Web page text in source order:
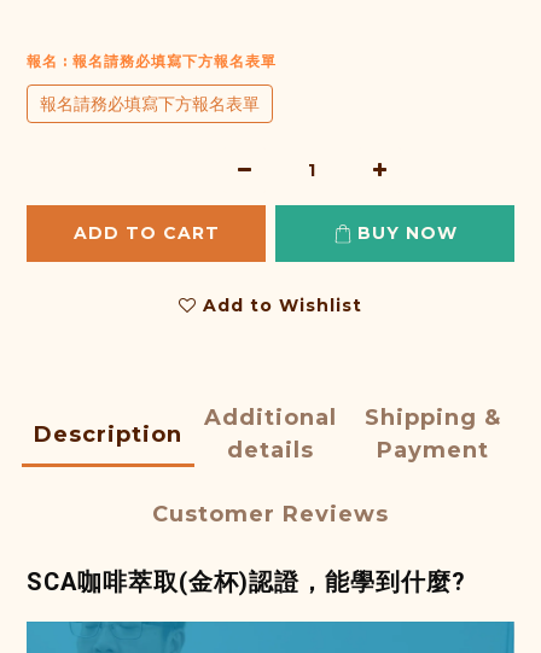
報名 : 報名請務必填寫下方報名表單
報名請務必填寫下方報名表單
ADD TO CART BUY NOW
Add to Wishlist
Description
Additional
details
Shipping &
Payment
Customer Reviews
SCA咖啡萃取(金杯)認證，能學到什麼?